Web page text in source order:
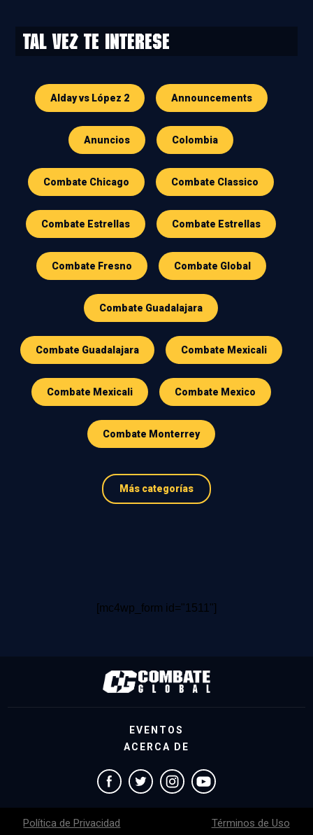
Tal vez te interese
Alday vs López 2 Announcements
Anuncios Colombia
Combate Chicago Combate Classico
Combate Estrellas Combate Estrellas
Combate Fresno Combate Global
Combate Guadalajara
Combate Guadalajara Combate Mexicali
Combate Mexicali Combate Mexico
Combate Monterrey
Más categorías
[mc4wp_form id="1511"]
EVENTOS
ACERCA DE
Política de Privacidad Términos de Uso